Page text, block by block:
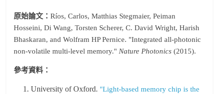
原始論文：Ríos, Carlos, Matthias Stegmaier, Peiman
Hosseini, Di Wang, Torsten Scherer, C. David Wright, Harish
Bhaskaran, and Wolfram HP Pernice. "Integrated all-photonic
non-volatile multi-level memory." Nature Photonics (2015).
參考資料：
University of Oxford. "Light-based memory chip is the